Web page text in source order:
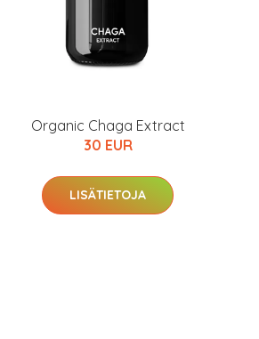
Organic Chaga Extract
30 EUR
LISÄTIETOJA